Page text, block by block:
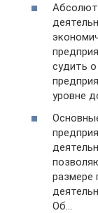
судить
уровне
размере
Об…